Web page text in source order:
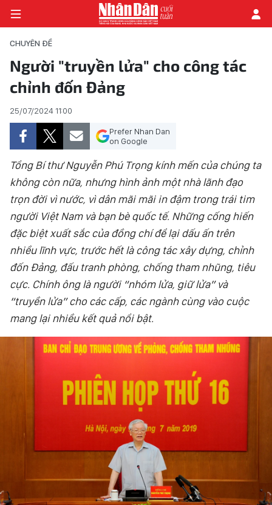
TRANG CHỦ
THỜI SỰ - CHÍNH TRỊ
E-MAGAZINE
GÓC NHÌN KINH TẾ
CHUYÊN ĐỀ
ĐỜI SỐNG XÃ HỘI
PHÓNG SỰ
HỒN VIỆT
SỨC SỐNG VIỆT
THỂ THAO
ĐỜI SỐNG VĂN HÓA
QUỐC TẾ
NHỊP SỐNG THỜI ĐẠI
CHUYÊN ĐỀ
Người "truyền lửa" cho công tác
chỉnh đốn Đảng
25/07/2024 11:00
Prefer Nhan Dan
on Google
Tổng Bí thư Nguyễn Phú Trọng kính mến của chúng ta
không còn nữa, nhưng hình ảnh một nhà lãnh đạo
trọn đời vì nước, vì dân mãi mãi in đậm trong trái tim
người Việt Nam và bạn bè quốc tế. Những cống hiến
đặc biệt xuất sắc của đồng chí để lại dấu ấn trên
nhiều lĩnh vực, trước hết là công tác xây dựng, chỉnh
đốn Đảng, đấu tranh phòng, chống tham nhũng, tiêu
cực. Chính ông là người “nhóm lửa, giữ lửa” và
“truyền lửa” cho các cấp, các ngành cùng vào cuộc
mang lại nhiều kết quả nổi bật.